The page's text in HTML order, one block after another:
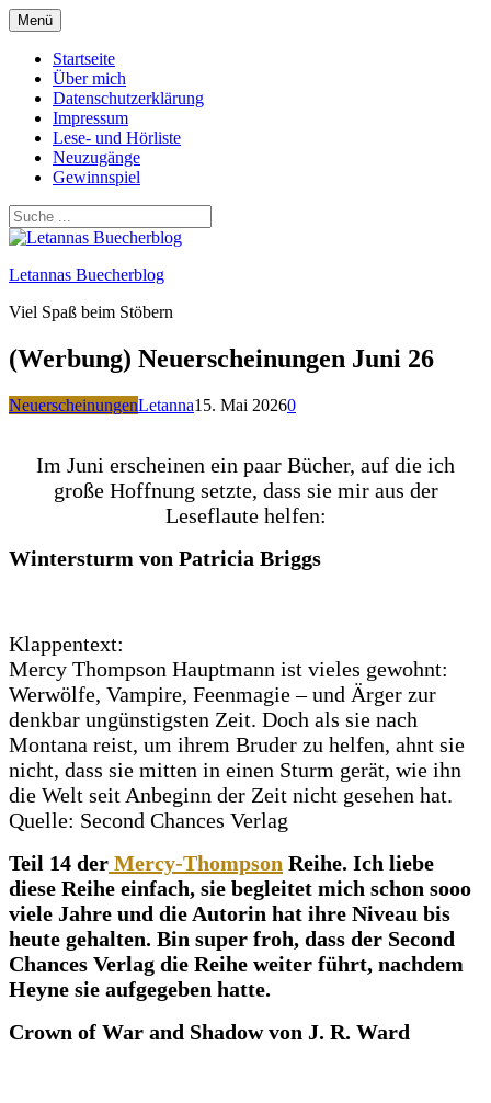
Zum
Inhalt
springen
Menü
Startseite
Über mich
Datenschutzerklärung
Impressum
Lese- und Hörliste
Neuzugänge
Gewinnspiel
Letannas Buecherblog
Viel Spaß beim Stöbern
(Werbung) Neuerscheinungen Juni 26
NeuerscheinungenLetanna15. Mai 20260
Im Juni erscheinen ein paar Bücher, auf die ich
große Hoffnung setzte, dass sie mir aus der
Leseflaute helfen:
Wintersturm von Patricia Briggs
Klappentext:
Mercy Thompson Hauptmann ist vieles gewohnt:
Werwölfe, Vampire, Feenmagie – und Ärger zur
denkbar ungünstigsten Zeit. Doch als sie nach
Montana reist, um ihrem Bruder zu helfen, ahnt sie
nicht, dass sie mitten in einen Sturm gerät, wie ihn
die Welt seit Anbeginn der Zeit nicht gesehen hat.
Quelle: Second Chances Verlag
Teil 14 der Mercy-Thompson Reihe. Ich liebe
diese Reihe einfach, sie begleitet mich schon sooo
viele Jahre und die Autorin hat ihre Niveau bis
heute gehalten. Bin super froh, dass der Second
Chances Verlag die Reihe weiter führt, nachdem
Heyne sie aufgegeben hatte.
Crown of War and Shadow von J. R. Ward